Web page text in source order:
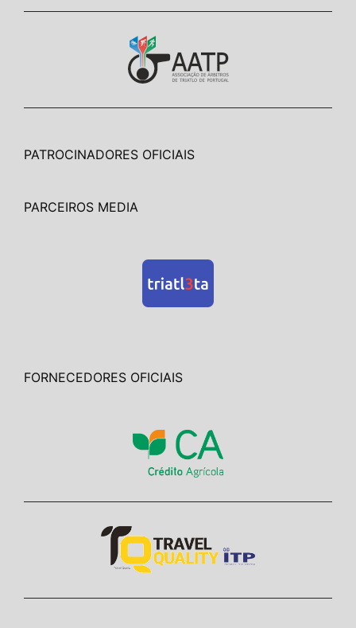
PATROCINADORES OFICIAIS
PARCEIROS MEDIA
FORNECEDORES OFICIAIS